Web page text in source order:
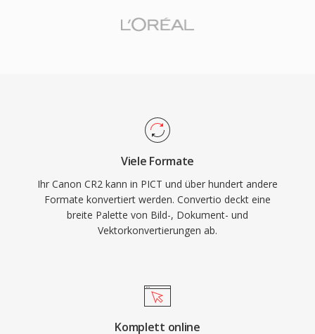
Viele Formate
Ihr Canon CR2 kann in PICT und über hundert andere
Formate konvertiert werden. Convertio deckt eine
breite Palette von Bild-, Dokument- und
Vektorkonvertierungen ab.
Komplett online